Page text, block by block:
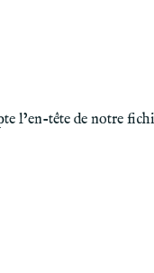
l’en-tête de notre